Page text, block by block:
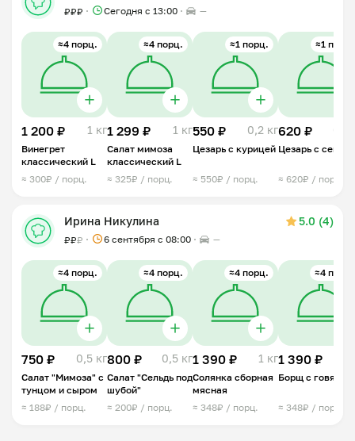
₽₽₽ Сегодня с 13:00 —
≈4 порц.
1 200 ₽ 1 кг
Винегрет
классический L
≈ 300₽ / порц.
≈4 порц.
1 299 ₽ 1 кг
Салат мимоза
классический L
≈ 325₽ / порц.
≈1 порц.
550 ₽ 0,2 кг
Цезарь с курицей
≈ 550₽ / порц.
≈1 порц.
620 ₽
Цезарь с семгой
≈ 620₽ / порц.
Ирина Никулина 5.0 (4)
₽₽₽ 6 сентября с 08:00 —
≈4 порц.
750 ₽ 0,5 кг
Салат "Мимоза" с
тунцом и сыром
≈ 188₽ / порц.
≈4 порц.
800 ₽ 0,5 кг
Салат "Сельдь под
шубой"
≈ 200₽ / порц.
≈4 порц.
1 390 ₽ 1 кг
Солянка сборная
мясная
≈ 348₽ / порц.
≈4 порц.
1 390 ₽
Борщ с
≈ 348₽ / порц.